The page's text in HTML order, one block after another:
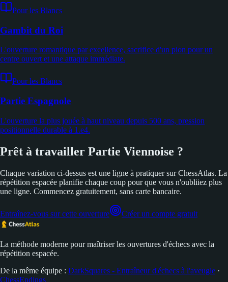
Pour les Blancs
Gambit du Roi
L'ouverture romantique par excellence, sacrifice d'un pion pour un
centre ouvert et une attaque immédiate.
Pour les Blancs
Partie Espagnole
L'ouverture la plus jouée à haut niveau depuis 500 ans, pression
positionnelle durable à 1.e4.
Prêt à travailler Partie Viennoise ?
Chaque variation ci-dessus est une ligne à pratiquer sur ChessAtlas. La
répétition espacée planifie chaque coup pour que vous n'oubliiez plus
une ligne. Commencez gratuitement, sans carte bancaire.
Entraînez-vous sur cette ouverture Créer un compte gratuit
La méthode moderne pour maîtriser les ouvertures d'échecs avec la
répétition espacée.
De la même équipe : DarkSquares - Entraîneur d'échecs à l'aveugle ·
ChessEndings